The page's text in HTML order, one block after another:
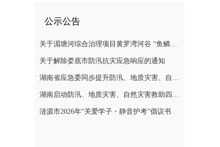
公示公告
关于湄塘河综合治理项目黄罗湾河谷 “鱼鳞坝”区域不对外开放的公告
关于解除娄底市防汛抗灾应急响应的通知
湖南省应急委同步提升防汛、地质灾害、自然灾害救助应急响应至三级
湖南启动防汛、地质灾害、自然灾害救助四级应急响应
涟源市2026年“关爱学子・静音护考”倡议书